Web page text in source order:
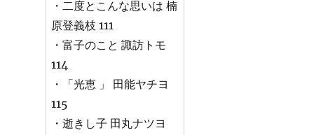
・二度とこんな思いは 楠
原登義枝 111
・富子のこと 諏訪トモ
114
・「光恵 」 田能ヤチヨ
115
・逝きし子 田丸ナツヨ